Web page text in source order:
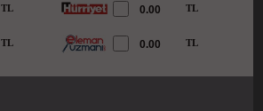
TL TL
TL TL